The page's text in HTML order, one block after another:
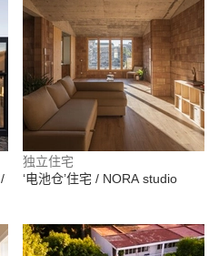
独立住宅
‘电池仓’住宅 / NORA studio